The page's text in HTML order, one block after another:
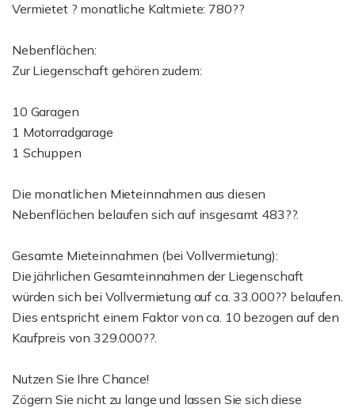
Vermietet ? monatliche Kaltmiete: 780??
Nebenflächen:
Zur Liegenschaft gehören zudem:
10 Garagen
1 Motorradgarage
1 Schuppen
Die monatlichen Mieteinnahmen aus diesen
Nebenflächen belaufen sich auf insgesamt 483??.
Gesamte Mieteinnahmen (bei Vollvermietung):
Die jährlichen Gesamteinnahmen der Liegenschaft
würden sich bei Vollvermietung auf ca. 33.000?? belaufen.
Dies entspricht einem Faktor von ca. 10 bezogen auf den
Kaufpreis von 329.000??.
Nutzen Sie Ihre Chance!
Zögern Sie nicht zu lange und lassen Sie sich diese